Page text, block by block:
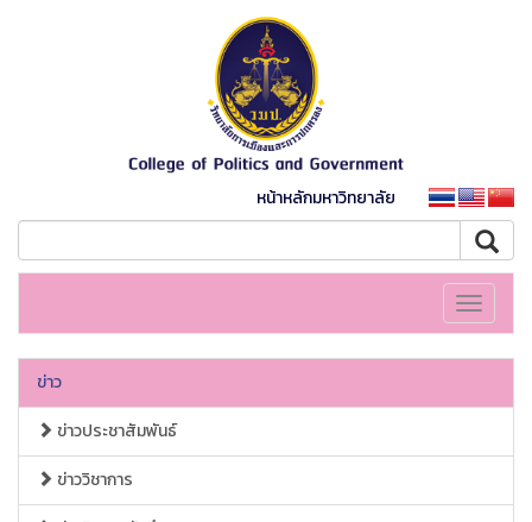
หน้าหลักมหาวิทยาลัย
Toggle
ข่าว
ข่าวประชาสัมพันธ์
ข่าววิชาการ